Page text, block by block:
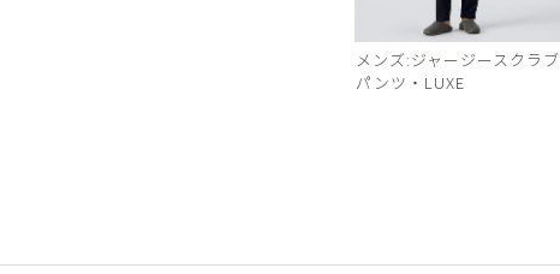
メンズ:ジャージースクラブ
パンツ・LUXE